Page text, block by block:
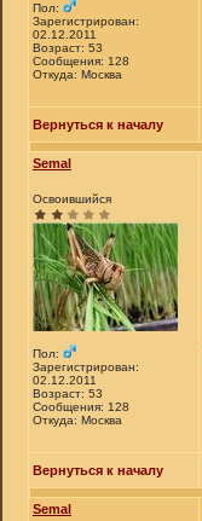
Пол:
Зарегистрирован:
02.12.2011
Возраст: 53
Сообщения: 128
Откуда: Москва
Вернуться к началу
Semal
Освоившийся
Пол:
Зарегистрирован:
02.12.2011
Возраст: 53
Сообщения: 128
Откуда: Москва
Вернуться к началу
Semal